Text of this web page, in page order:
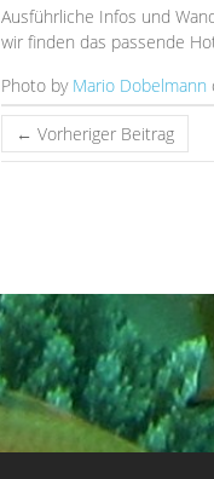
Ausführliche Infos und
wir finden das passende
Photo by Mario Dobelmann
← Vorheriger Beitrag